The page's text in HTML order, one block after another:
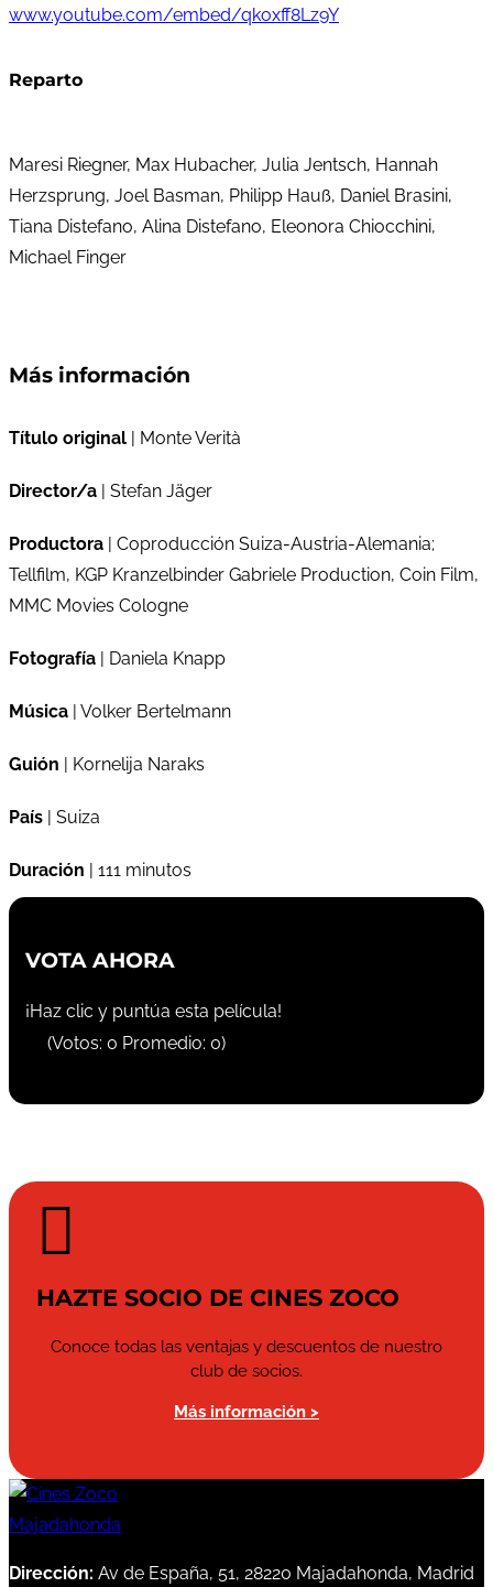
www.youtube.com/embed/qkoxff8Lz9Y
Reparto
Maresi Riegner, Max Hubacher, Julia Jentsch, Hannah
Herzsprung, Joel Basman, Philipp Hauß, Daniel Brasini,
Tiana Distefano, Alina Distefano, Eleonora Chiocchini,
Michael Finger
Más información
Título original | Monte Verità
Director/a | Stefan Jäger
Productora | Coproducción Suiza-Austria-Alemania;
Tellfilm, KGP Kranzelbinder Gabriele Production, Coin Film,
MMC Movies Cologne
Fotografía | Daniela Knapp
Música | Volker Bertelmann
Guión | Kornelija Naraks
País | Suiza
Duración | 111 minutos
VOTA AHORA
¡Haz clic y puntúa esta película!
(Votos: 0 Promedio: 0)

HAZTE SOCIO DE CINES ZOCO
Conoce todas las ventajas y descuentos de nuestro
club de socios.
Más información >
Dirección: Av de España, 51, 28220 Majadahonda, Madrid